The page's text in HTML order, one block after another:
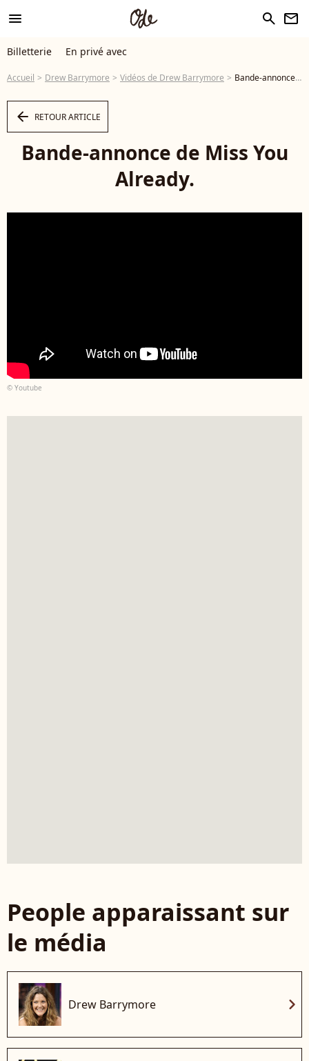
menu search newsletter
Billetterie En privé avec
Accueil Drew Barrymore Vidéos de Drew Barrymore Bande-annonce de Miss You Already. - Vidéo
arrow_left RETOUR ARTICLE
Bande-annonce de Miss You
Already.
© Youtube
People apparaissant sur
le média
Drew Barrymore chevron_right